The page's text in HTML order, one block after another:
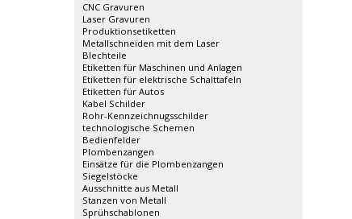
CNC Gravuren
Laser Gravuren
Produktionsetiketten
Metallschneiden mit dem Laser
Blechteile
Etiketten für Maschinen und Anlagen
Etiketten für elektrische Schalttafeln
Etiketten für Autos
Kabel Schilder
Rohr-Kennzeichnugsschilder
technologische Schemen
Bedienfelder
Plombenzangen
Einsätze für die Plombenzangen
Siegelstöcke
Ausschnitte aus Metall
Stanzen von Metall
Sprühschablonen